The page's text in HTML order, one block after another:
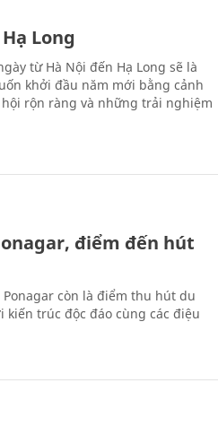
Long
từ Hà Nội đến Hạ Long sẽ là
khởi đầu năm mới bằng cảnh
rộn ràng và những trải nghiệm
điểm đến hút
còn là điểm thu hút du
trúc độc đáo cùng các điệu